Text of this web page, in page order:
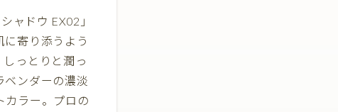
ャドウ EX02」
寄り添うよう
っとりと潤っ
ベンダーの濃淡
カラー。プロの